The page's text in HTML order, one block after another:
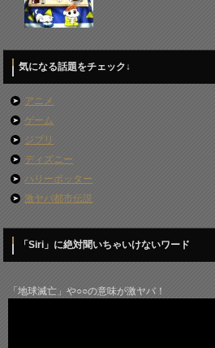
気になる話題をチェック↓
アニメ
ゲーム
ジブリ
ディズニー
ハリーポッター
激ヤバ都市伝説
「Siri」に絶対聞いちゃいけないワード
「地球滅亡」や○○の意味が激ヤバ！